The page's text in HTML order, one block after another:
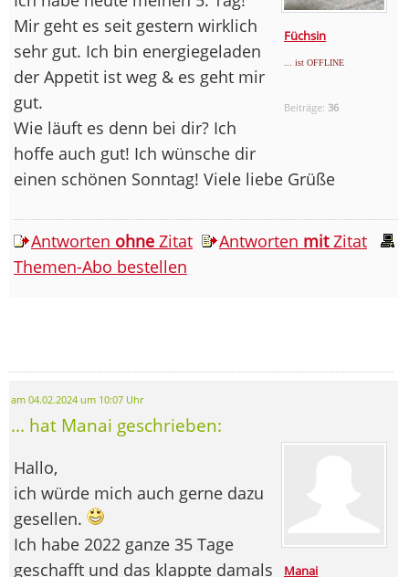
Füchsin
... ist OFFLINE
Beiträge:36
Mir geht es seit gestern wirklich
sehr gut. Ich bin energiegeladen
der Appetit ist weg & es geht mir
gut.
Wie läuft es denn bei dir? Ich
hoffe auch gut! Ich wünsche dir
einen schönen Sonntag! Viele liebe Grüße
Antworten ohne Zitat Antworten mitZitat
Themen-Abo bestellen
am 04.02.2024 um 10:07 Uhr
... hat Manai geschrieben:
Manai
Hallo,
ich würde mich auch gerne dazu
gesellen.
Ich habe 2022 ganze 35 Tage
geschafft und das klappte damals